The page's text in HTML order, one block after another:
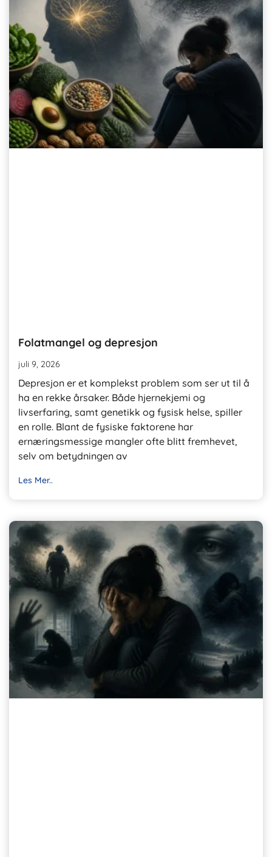
Folatmangel og depresjon
juli 9, 2026
Depresjon er et komplekst problem som ser ut til å
ha en rekke årsaker. Både hjernekjemi og
livserfaring, samt genetikk og fysisk helse, spiller
en rolle. Blant de fysiske faktorene har
ernæringsmessige mangler ofte blitt fremhevet,
selv om betydningen av
Les Mer..